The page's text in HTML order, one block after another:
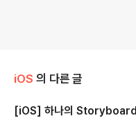
iOS 의 다른 글
[iOS] 하나의 Storyboard